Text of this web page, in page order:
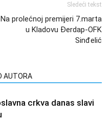
Sledeći tekst
Na prolećnoj premijeri 7.marta
u Kladovu Đerdap-OFK
Sinđelić
AUTORA
crkva danas slavi